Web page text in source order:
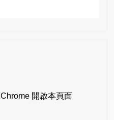
Chrome 開啟本頁面